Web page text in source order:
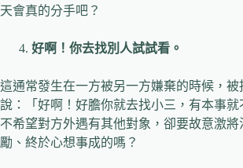
天會真的分手吧？
好啊！你去找別人試試看。
這通常發生在一方被另一方嫌棄的時候，
說：「好啊！好膽你就去找小三，有本事
不希望對方外遇有其他對象，卻要故意激
勵、終於心想事成的嗎？